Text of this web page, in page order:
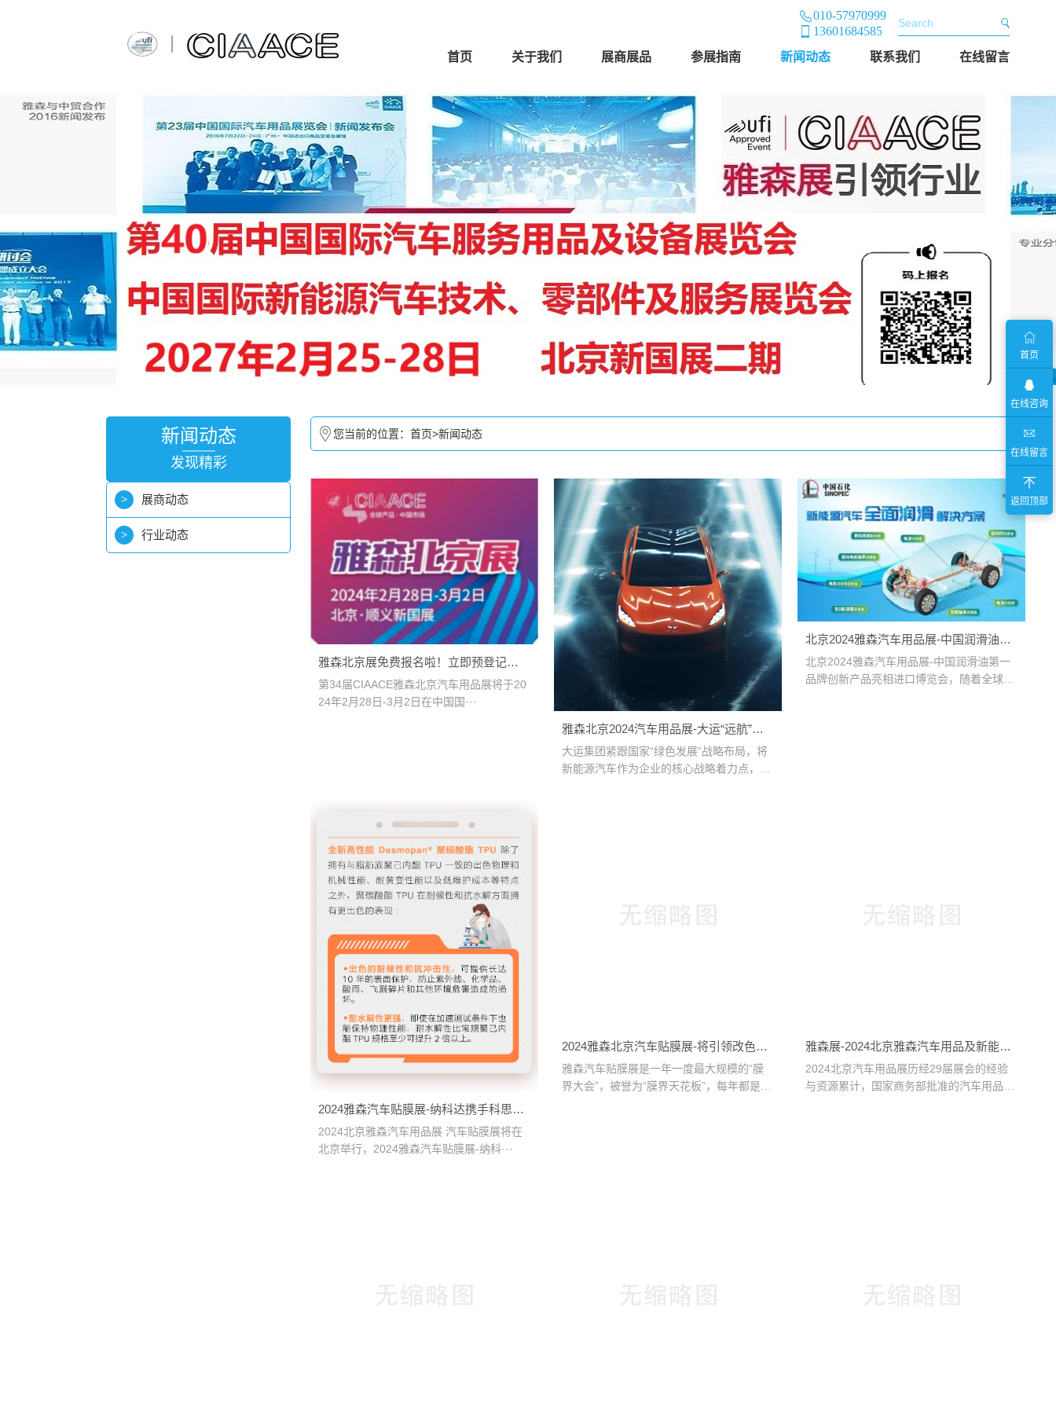
010-57970999
13601684585
首页
关于我们 展商展品 参展指南 新闻动态 联系我们 在线留言
新闻动态
发现精彩
展商动态
行业动态
您当前的位置： 首页>新闻动态
雅森北京展免费报名啦！立即预登记，
现场参观快人一步
第34届CIAACE雅森北京汽车用品展将于20
24年2月28日-3月2日在中国国···
雅森北京2024汽车用品展-大运“远航”：
在新能源汽车赛道加速奔跑
大运集团紧跟国家“绿色发展”战略布局，将
新能源汽车作为企业的核心战略着力点，超
北京2024雅森汽车用品展-中国润滑油第
一品牌创新产品亮相进口博览会
北京2024雅森汽车用品展-中国润滑油第一
品牌创新产品亮相进口博览会，随着全球气
2024雅森汽车贴膜展-纳科达携手科思创
推出全新车衣膜用聚碳酸酯 TPU 规格
2024北京雅森汽车用品展 汽车贴膜展将在
北京举行，2024雅森汽车贴膜展-纳科···
2024雅森北京汽车贴膜展-将引领改色膜
进入TPU时代
雅森汽车贴膜展是一年一度最大规模的“膜
界大会”，被誉为“膜界天花板”，每年都是膜
雅森展-2024北京雅森汽车用品及新能源
汽车展
2024北京汽车用品展历经29届展会的经验
与资源累计，国家商务部批准的汽车用品行
首页
在线咨询
在线留言
返回顶部